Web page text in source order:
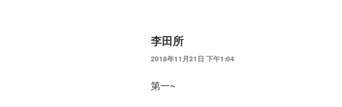
李田所
2018年11月21日 下午1:04
第一~